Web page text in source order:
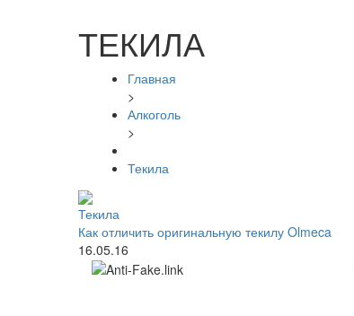
ТЕКИЛА
Главная
>
Алкоголь
>
Текила
Текила
Как отличить оригинальную текилу Olmeca
16.05.16